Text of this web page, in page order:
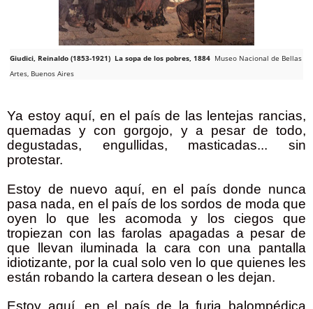
Giudici, Reinaldo (1853-1921) La sopa de los pobres, 1884 Museo Nacional de Bellas
Artes, Buenos Aires
Ya estoy aquí, en el país de las lentejas rancias,
quemadas y con gorgojo, y a pesar de todo,
degustadas, engullidas, masticadas... sin
protestar.
Estoy de nuevo aquí, en el país donde nunca
pasa nada, en el país de los sordos de moda que
oyen lo que les acomoda y los ciegos que
tropiezan con las farolas apagadas a pesar de
que llevan iluminada la cara con una pantalla
idiotizante, por la cual solo ven lo que quienes les
están robando la cartera desean o les dejan.
Estoy aquí, en el país de la furia balompédica